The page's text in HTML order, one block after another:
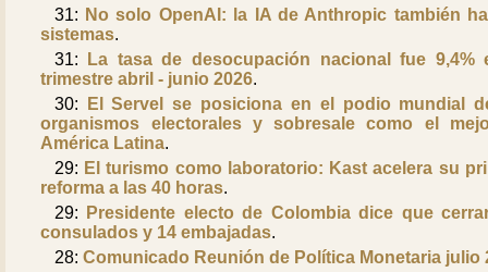
31: No solo OpenAI: la IA de Anthropic también
sistemas.
31:
La tasa de desocupación nacional fue 9,4%
trimestre abril - junio 2026.
30:
El Servel se posiciona en el podio mundial
organismos electorales y sobresale como el
América Latina.
29: El turismo como laboratorio: Kast acelera su
reforma a las 40 horas.
29:
Presidente electo de Colombia dice que
consulados y 14 embajadas.
28: Comunicado Reunión de Política Monetaria julio